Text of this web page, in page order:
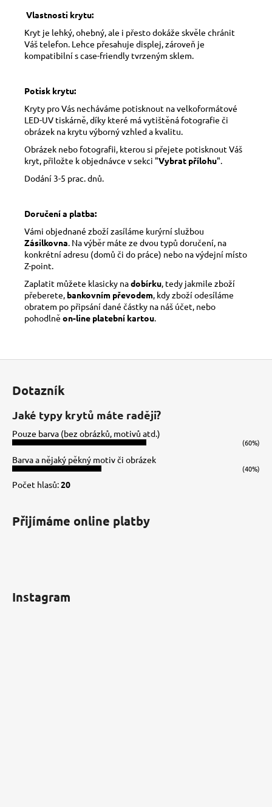
Vlastnosti krytu:
Kryt je lehký, ohebný, ale i přesto dokáže skvěle chránit
Váš telefon. Lehce přesahuje displej, zároveň je
kompatibilní s case-friendly tvrzeným sklem.
Potisk krytu:
Kryty pro Vás necháváme potisknout na velkoformátové
LED-UV tiskárně, díky které má vytištěná fotografie či
obrázek na krytu výborný vzhled a kvalitu.
Obrázek nebo fotografii, kterou si přejete potisknout Váš
kryt, přiložte k objednávce v sekci "Vybrat přílohu".
Dodání 3-5 prac. dnů.
Doručení a platba:
Vámi objednané zboží zasíláme kurýrní službou
Zásilkovna . Na výběr máte ze dvou typů doručení, na
konkrétní adresu (domů či do práce) nebo na výdejní místo
Z-point.
Zaplatit můžete klasicky nadobírku , tedy jakmile zboží
přeberete, bankovním převodem , kdy zboží odesíláme
obratem po připsání dané částky na náš účet, nebo
pohodlně on-line platební kartou
Dotazník
Jaké typy krytů máte raději?
Pouze barva (bez obrázků, motivů atd.)
(60%)
Barva a nějaký pěkný motiv či obrázek
(40%)
Počet hlasů:20
Přijímáme online platby
Instagram